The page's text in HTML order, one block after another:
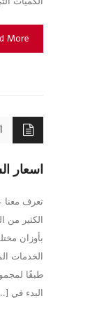
More
اسعار
تعرف
الكثير
بأوزان
الخدمات
طبقًا
البدء في